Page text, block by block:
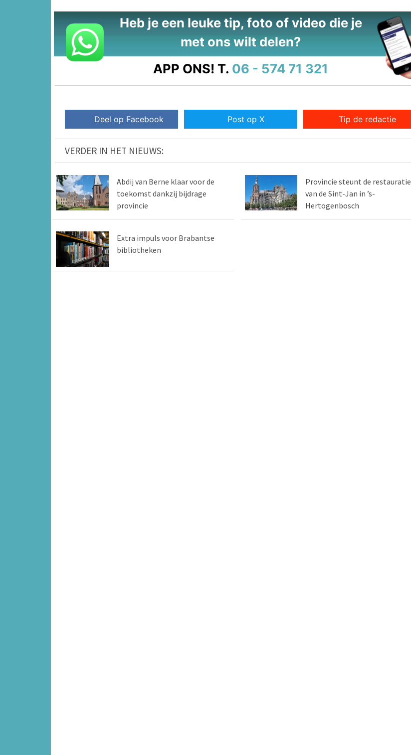
Heb je een leuke tip, foto of video die je
met ons wilt delen?
APP ONS! T. 06 - 574 71 321
Deel op Facebook Post op X Tip de redactie
VERDER IN HET NIEUWS:
Abdij van Berne klaar voor de
toekomst dankzij bijdrage
provincie
Provincie steunt de restauratie
van de Sint-Jan in ’s-
Hertogenbosch
Extra impuls voor Brabantse
bibliotheken